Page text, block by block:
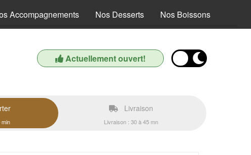
Accompagnements Nos Desserts Nos Boissons
Actuellement ouvert!
min
Livraison
Livraison : 30 à 45 mn